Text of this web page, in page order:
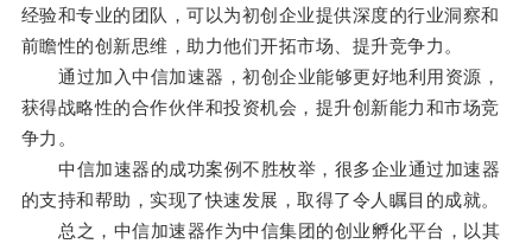
经验和专业的团队，可以为初创企业提供深度的行业洞察和
前瞻性的创新思维，助力他们开拓市场、提升竞争力。
通过加入中信加速器，初创企业能够更好地利用资源，
获得战略性的合作伙伴和投资机会，提升创新能力和市场竞
争力。
中信加速器的成功案例不胜枚举，很多企业通过加速器
的支持和帮助，实现了快速发展，取得了令人瞩目的成就。
总之，中信加速器作为中信集团的创业孵化平台，以其